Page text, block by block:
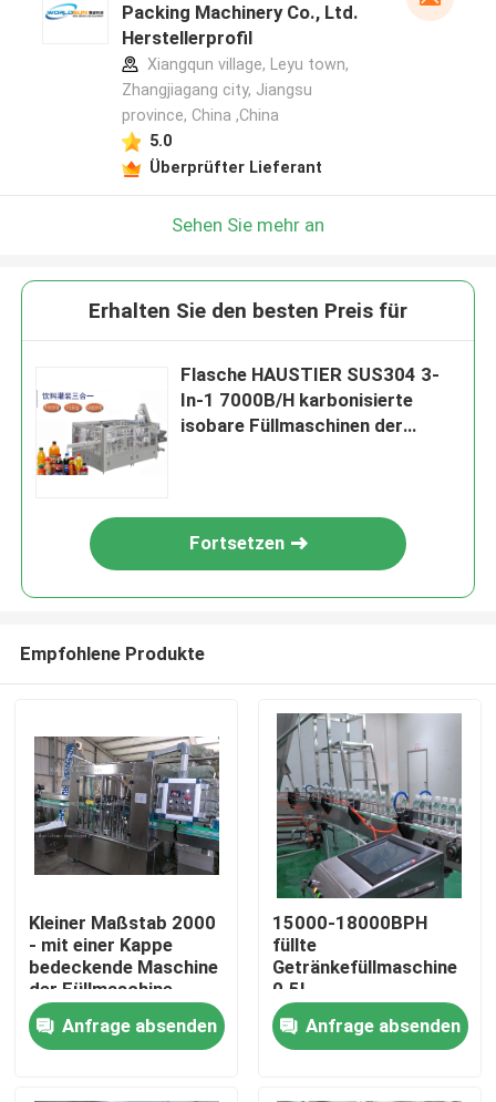
Nach Hause
Über uns
Kontakte
Packing Machinery Co., Ltd.
Herstellerprofil
Xiangqun village, Leyu town,
Zhangjiagang city, Jiangsu
province, China ,China
5.0
Überprüfter Lieferant
Sehen Sie mehr an
Erhalten Sie den besten Preis für
Flasche HAUSTIER SUS304 3-
In-1 7000B/H karbonisierte
isobare Füllmaschinen der
Fortsetzen
Empfohlene Produkte
Kleiner Maßstab 2000
- mit einer Kappe
bedeckende Maschine
der Füllmaschine
4000BPH SUS304
Getränke
Anfrage absenden
15000-18000BPH
füllte
Getränkefüllmaschine
0.5L
ab Anfrage absenden